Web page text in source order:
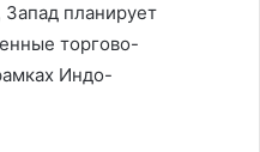
планирует
торгово-
Индо-